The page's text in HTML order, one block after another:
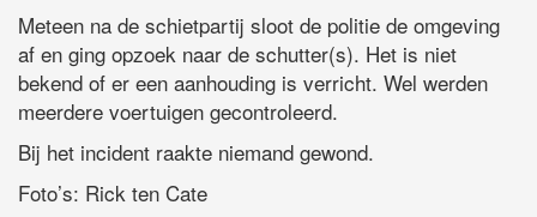
Meteen na de schietpartij sloot de politie de omgeving
af en ging opzoek naar de schutter(s). Het is niet
bekend of er een aanhouding is verricht. Wel werden
meerdere voertuigen gecontroleerd.
Bij het incident raakte niemand gewond.
Foto’s: Rick ten Cate